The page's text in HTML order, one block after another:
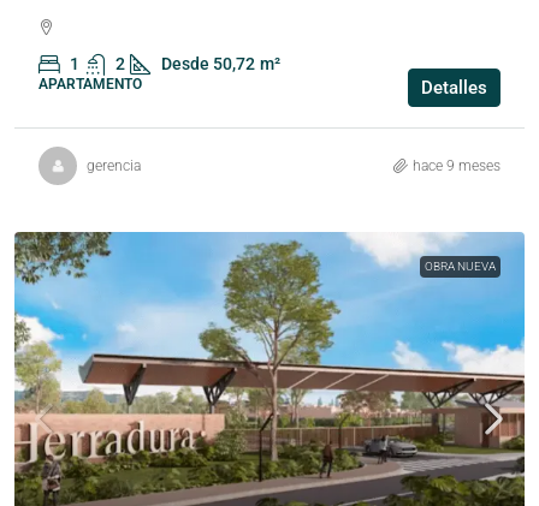
1 2 Desde 50,72 m²
APARTAMENTO Detalles
gerencia hace 9 meses
OBRA NUEVA